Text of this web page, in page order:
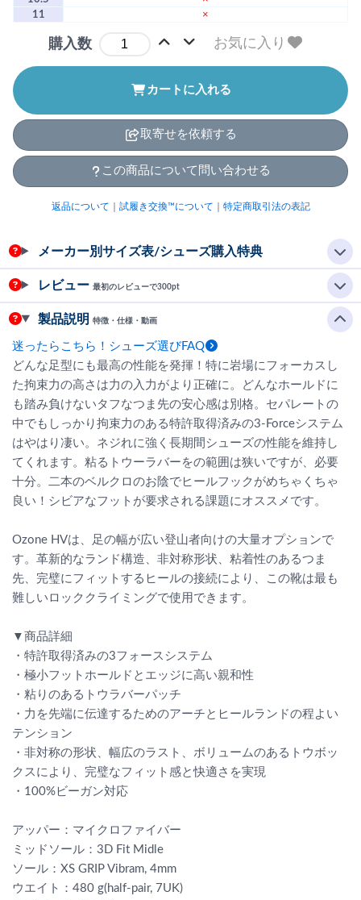
11
×
購入数 お気に入り
カートに入れる
取寄せを依頼する
この商品について問い合わせる
返品について 試履き交換™について 特定商取引法の表記
メーカー別サイズ表/シューズ購入特典
レビュー 最初のレビューで300pt
製品説明 特徴・仕様・動画
迷ったらこちら！シューズ選びFAQ
どんな足型にも最高の性能を発揮！特に岩場にフォーカスし
た拘束力の高さは力の入力がより正確に。どんなホールドに
も踏み負けないタフなつま先の安心感は別格。セパレートの
中でもしっかり拘束力のある特許取得済みの3-Forceシステム
はやはり凄い。ネジれに強く長期間シューズの性能を維持し
てくれます。粘るトウーラバーをの範囲は狭いですが、必要
十分。二本のベルクロのお陰でヒールフックがめちゃくちゃ
良い！シビアなフットが要求される課題にオススメです。
Ozone HVは、足の幅が広い登山者向けの大量オプションで
す。革新的なランド構造、非対称形状、粘着性のあるつま
先、完璧にフィットするヒールの接続により、この靴は最も
難しいロッククライミングで使用できます。
▼商品詳細
・特許取得済みの3フォースシステム
・極小フットホールドとエッジに高い親和性
・粘りのあるトウラバーパッチ
・力を先端に伝達するためのアーチとヒールランドの程よい
テンション
・非対称の形状、幅広のラスト、ボリュームのあるトウボッ
クスにより、完璧なフィット感と快適さを実現
・100%ビーガン対応
アッパー：マイクロファイバー
ミッドソール：3D Fit Midle
ソール：XS GRIP Vibram, 4mm
ウエイト：480 g(half-pair, 7UK)